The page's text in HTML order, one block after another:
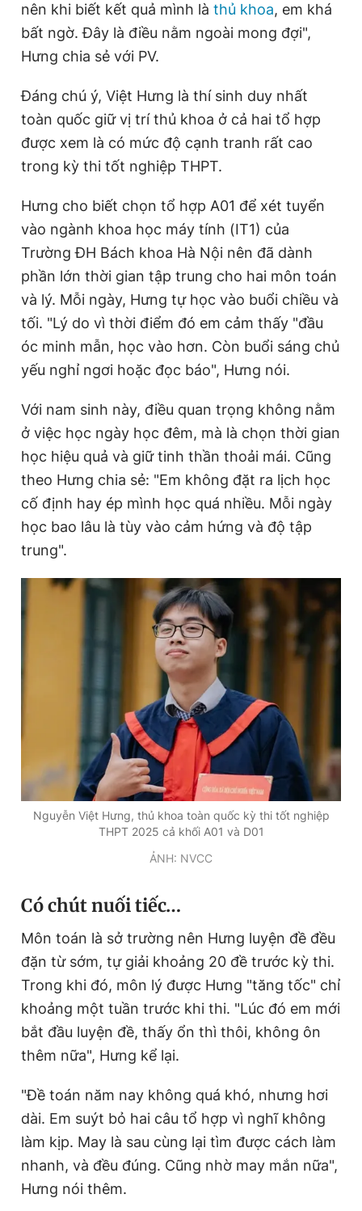
Đặt báo Quảng cáo RSS Tòa soạn Chính sách bảo
Tổng biên tập: Nguyễn Ngọc Toàn
Phó tổng biên tập thường trực: Hải Thành
Phó tổng biên tập: Trần Việt Hưng
Tổng thư ký tòa soạn: Đức Trung
Giấy phép xuất bản số 110/GP - BTTTT cấp ngày 24.3.2020
© 2003-2026 Bản quyền thuộc về Báo Thanh Niên. Cấm sao
chép dưới mọi hình thức nếu không có sự chấp thuận bằng văn
nên khi biết kết quả mình là thủ khoa, em khá
bất ngờ. Đây là điều nằm ngoài mong đợi",
Hưng chia sẻ với PV.
Đáng chú ý, Việt Hưng là thí sinh duy nhất
toàn quốc giữ vị trí thủ khoa ở cả hai tổ hợp
được xem là có mức độ cạnh tranh rất cao
trong kỳ thi tốt nghiệp THPT.
Hưng cho biết chọn tổ hợp A01 để xét tuyển
vào ngành khoa học máy tính (IT1) của
Trường ĐH Bách khoa Hà Nội nên đã dành
phần lớn thời gian tập trung cho hai môn toán
và lý. Mỗi ngày, Hưng tự học vào buổi chiều và
tối. "Lý do vì thời điểm đó em cảm thấy "đầu
óc minh mẫn, học vào hơn. Còn buổi sáng chủ
yếu nghỉ ngơi hoặc đọc báo", Hưng nói.
Với nam sinh này, điều quan trọng không nằm
ở việc học ngày học đêm, mà là chọn thời gian
học hiệu quả và giữ tinh thần thoải mái. Cũng
theo Hưng chia sẻ: "Em không đặt ra lịch học
cố định hay ép mình học quá nhiều. Mỗi ngày
học bao lâu là tùy vào cảm hứng và độ tập
trung".
Nguyễn Việt Hưng, thủ khoa toàn quốc kỳ thi tốt nghiệp
THPT 2025 cả khối A01 và D01
ẢNH: NVCC
Có chút nuối tiếc…
Môn toán là sở trường nên Hưng luyện đề đều
đặn từ sớm, tự giải khoảng 20 đề trước kỳ thi.
Trong khi đó, môn lý được Hưng "tăng tốc" chỉ
khoảng một tuần trước khi thi. "Lúc đó em mới
bắt đầu luyện đề, thấy ổn thì thôi, không ôn
thêm nữa", Hưng kể lại.
"Đề toán năm nay không quá khó, nhưng hơi
dài. Em suýt bỏ hai câu tổ hợp vì nghĩ không
làm kịp. May là sau cùng lại tìm được cách làm
nhanh, và đều đúng. Cũng nhờ may mắn nữa",
Hưng nói thêm.